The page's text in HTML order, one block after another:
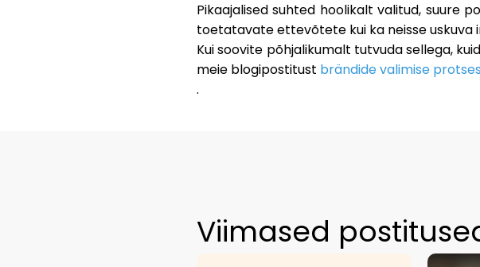
Pikaajalised suhted hoolikalt valitud, suure
toetatavate ettevõtete kui ka neisse uskuva
Kui soovite põhjalikumalt tutvuda sellega,
meie blogipostitust brändide valimise
.
Viimased